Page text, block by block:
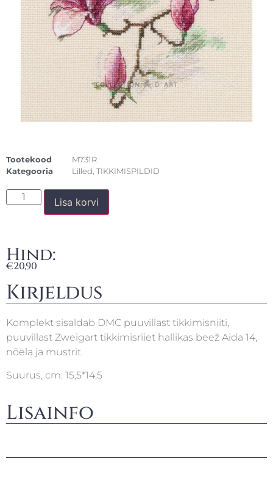
Tootekood
M731R
Kategooria
Lilled TIKKIMISPILDID
Lisa korvi
Hind:
€20,90
Kirjeldus
Komplekt sisaldab DMC puuvillast tikkimisniiti,
puuvillast Zweigart tikkimisriiet hallikas beež Aida 14,
nõela ja mustrit.
Suurus, cm: 15,5*14,5
Lisainfo